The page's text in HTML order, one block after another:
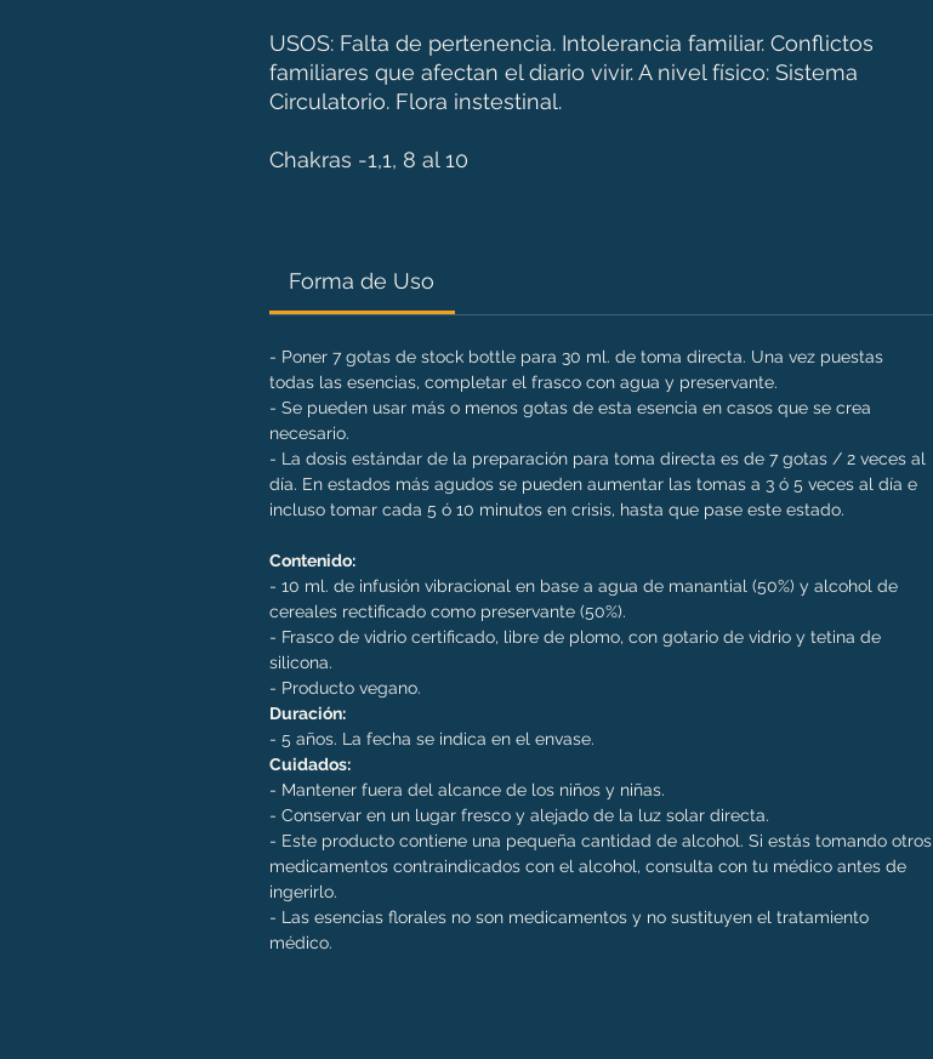
USOS: Falta de pertenencia. Intolerancia familiar. Conflictos
familiares que afectan el diario vivir. A nivel físico: Sistema
Circulatorio. Flora instestinal.
Chakras -1,1, 8 al 10
Forma de Uso
- Poner 7 gotas de stock bottle para 30 ml. de toma directa. Una vez puestas
todas las esencias, completar el frasco con agua y preservante.
- Se pueden usar más o menos gotas de esta esencia en casos que se crea
necesario.
- La dosis estándar de la preparación para toma directa es de 7 gotas / 2 veces al
día. En estados más agudos se pueden aumentar las tomas a 3 ó 5 veces al día e
incluso tomar cada 5 ó 10 minutos en crisis, hasta que pase este estado.
Contenido:
- 10 ml. de infusión vibracional en base a agua de manantial (50%) y alcohol de
cereales rectificado como preservante (50%).
- Frasco de vidrio certificado, libre de plomo, con gotario de vidrio y tetina de
silicona.
- Producto vegano.
Duración:
- 5 años. La fecha se indica en el envase.
Cuidados:
- Mantener fuera del alcance de los niños y niñas.
- Conservar en un lugar fresco y alejado de la luz solar directa.
- Este producto contiene una pequeña cantidad de alcohol. Si estás tomando otros
medicamentos contraindicados con el alcohol, consulta con tu médico antes de
ingerirlo.
- Las esencias florales no son medicamentos y no sustituyen el tratamiento
médico.